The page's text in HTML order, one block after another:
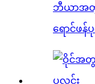
ဘီယာအတွက်
ရောင်ဖန်